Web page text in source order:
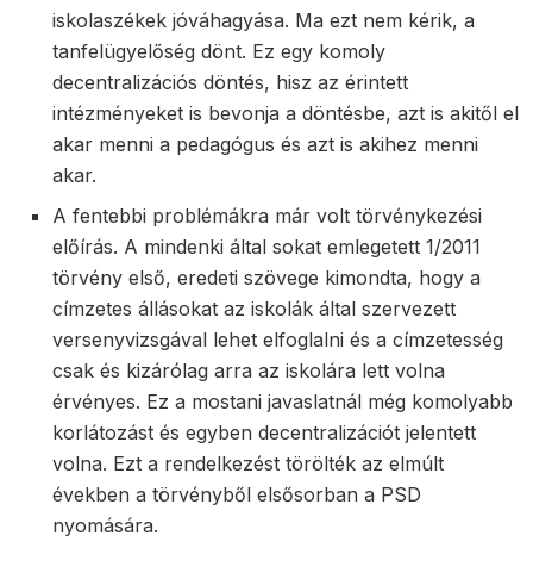
iskolaszékek jóváhagyása. Ma ezt nem kérik, a
tanfelügyelőség dönt. Ez egy komoly
decentralizációs döntés, hisz az érintett
intézményeket is bevonja a döntésbe, azt is akitől el
akar menni a pedagógus és azt is akihez menni
akar.
A fentebbi problémákra már volt törvénykezési
előírás. A mindenki által sokat emlegetett 1/2011
törvény első, eredeti szövege kimondta, hogy a
címzetes állásokat az iskolák által szervezett
versenyvizsgával lehet elfoglalni és a címzetesség
csak és kizárólag arra az iskolára lett volna
érvényes. Ez a mostani javaslatnál még komolyabb
korlátozást és egyben decentralizációt jelentett
volna. Ezt a rendelkezést törölték az elmúlt
években a törvényből elsősorban a PSD
nyomására.